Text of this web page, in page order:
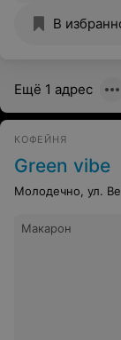
В
Ещё 1 адрес
КОФЕЙНЯ
Green vibe
Молодечно, ул.
Макарон